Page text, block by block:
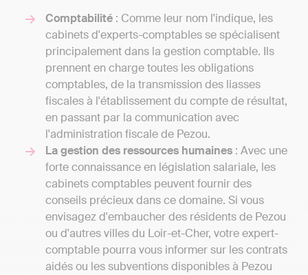
Comptabilité : Comme leur nom l'indique, les
cabinets d'experts-comptables se spécialisent
principalement dans la gestion comptable. Ils
prennent en charge toutes les obligations
comptables, de la transmission des liasses
fiscales à l'établissement du compte de résultat,
en passant par la communication avec
l'administration fiscale de Pezou.
La gestion des ressources humaines : Avec une
forte connaissance en législation salariale, les
cabinets comptables peuvent fournir des
conseils précieux dans ce domaine. Si vous
envisagez d'embaucher des résidents de Pezou
ou d'autres villes du Loir-et-Cher, votre expert-
comptable pourra vous informer sur les contrats
aidés ou les subventions disponibles à Pezou